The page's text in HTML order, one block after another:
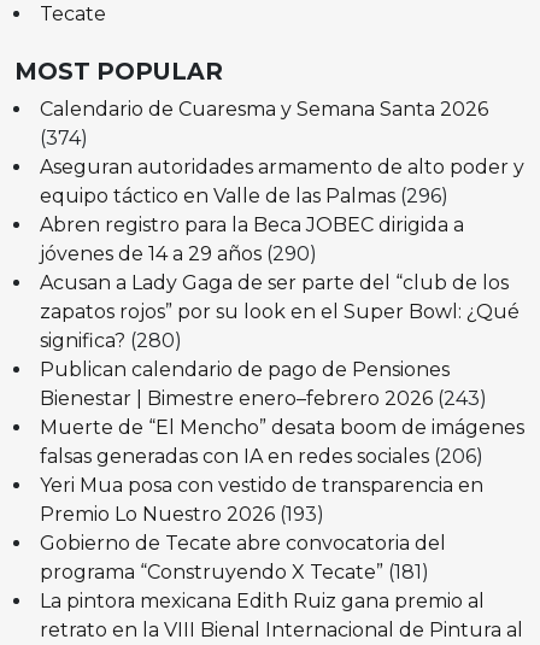
Tecate
MOST POPULAR
Calendario de Cuaresma y Semana Santa 2026
(374)
Aseguran autoridades armamento de alto poder y
equipo táctico en Valle de las Palmas (296)
Abren registro para la Beca JOBEC dirigida a
jóvenes de 14 a 29 años (290)
Acusan a Lady Gaga de ser parte del “club de los
zapatos rojos” por su look en el Super Bowl: ¿Qué
significa? (280)
Publican calendario de pago de Pensiones
Bienestar | Bimestre enero–febrero 2026 (243)
Muerte de “El Mencho” desata boom de imágenes
falsas generadas con IA en redes sociales (206)
Yeri Mua posa con vestido de transparencia en
Premio Lo Nuestro 2026 (193)
Gobierno de Tecate abre convocatoria del
programa “Construyendo X Tecate” (181)
La pintora mexicana Edith Ruiz gana premio al
retrato en la VIII Bienal Internacional de Pintura al